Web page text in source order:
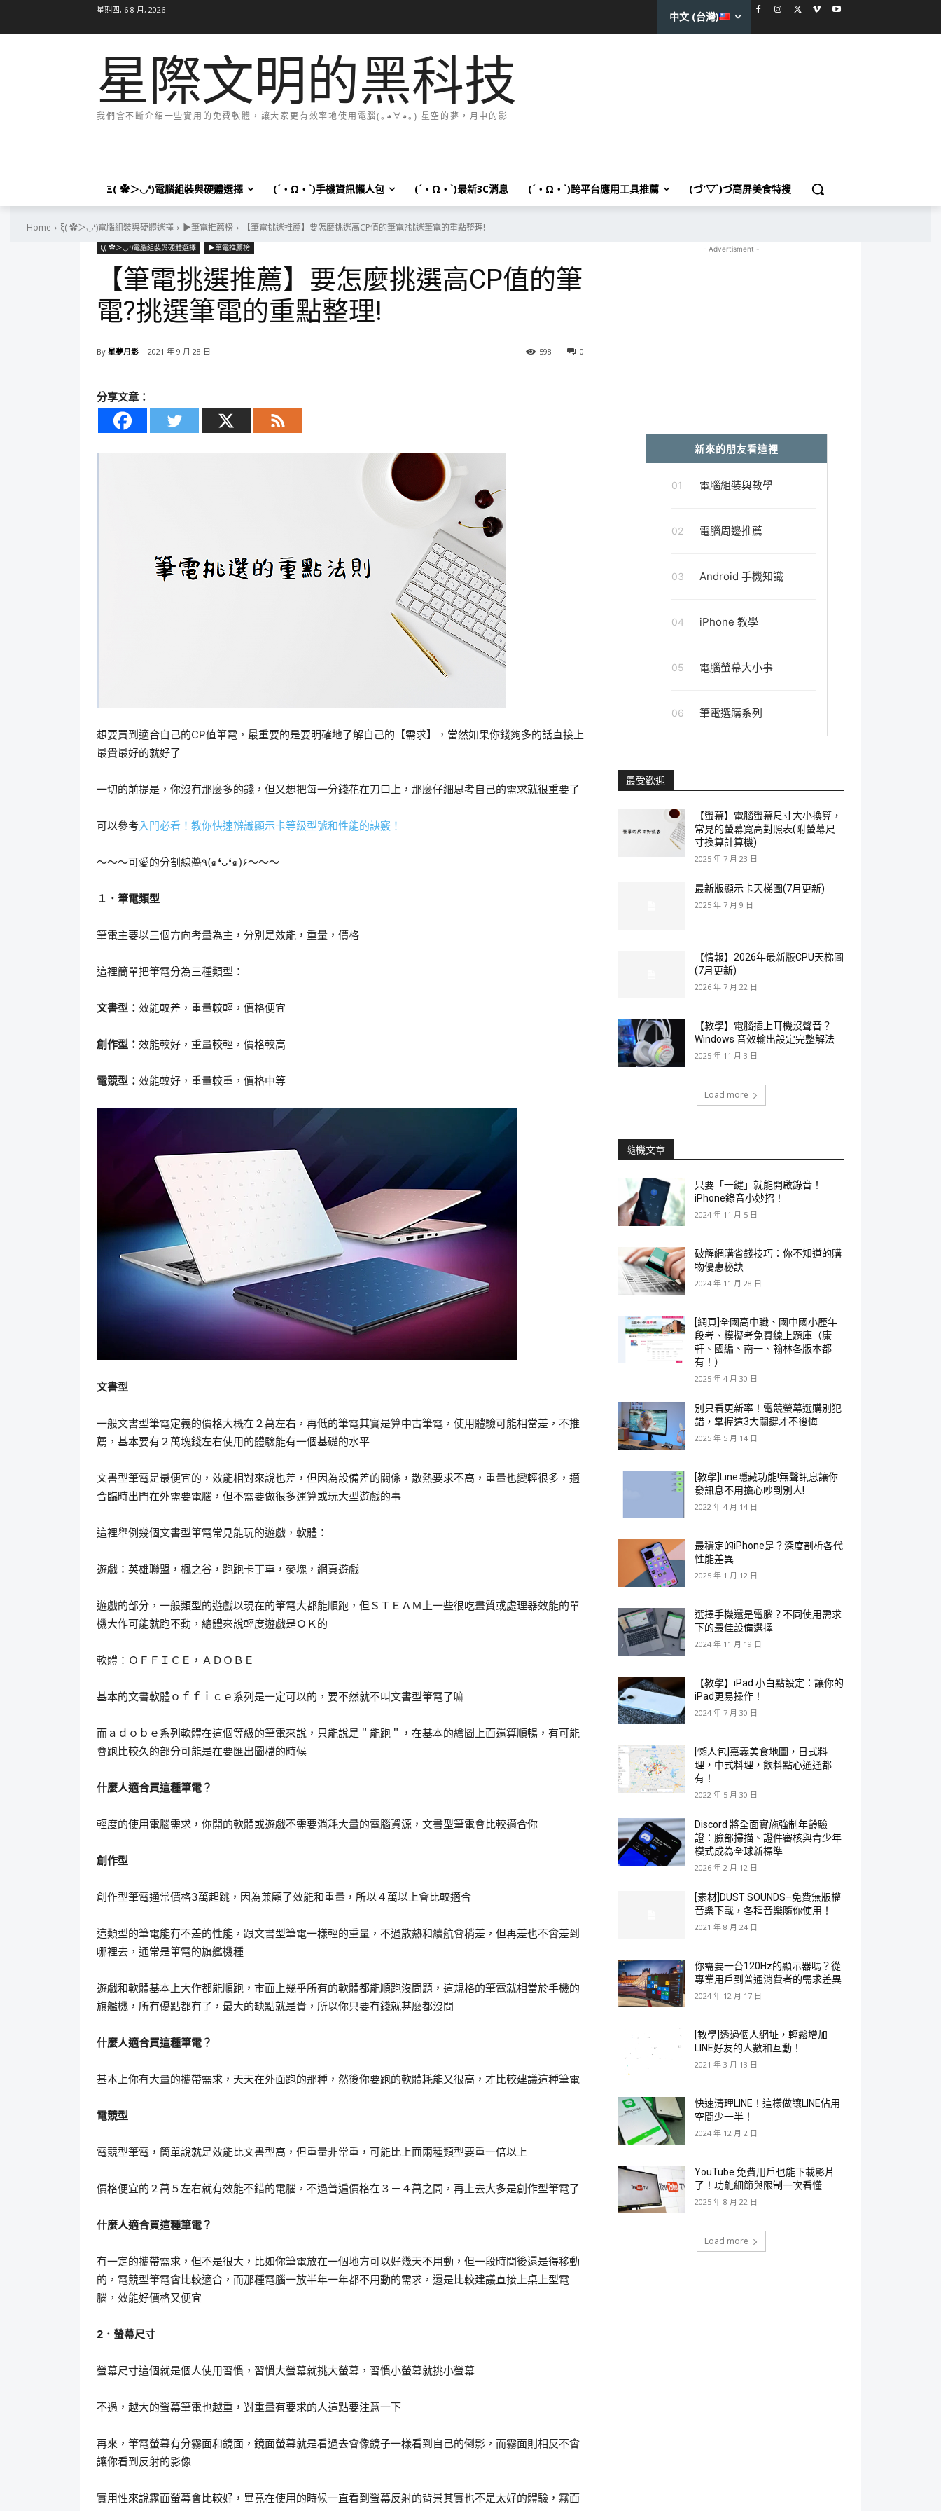
星期四, 6 8 月, 2026
中文 (台灣)
星際文明的黑科技
我們會不斷介紹一些實用的免費軟體，讓大家更有效率地使用電腦(｡◕∀◕｡) 星空的夢，月中的影
Ξ( ✿＞◡❛)電腦組裝與硬體選擇 (´・Ω・`)手機資訊懶人包 (´・Ω・`)最新3C消息 (´・Ω・`)跨平台應用工具推薦 (づ′▽`)づ高屏美食特搜
Home ξ( ✿＞◡❛)電腦組裝與硬體選擇 ▶筆電推薦榜 【筆電挑選推薦】要怎麼挑選高CP值的筆電?挑選筆電的重點整理!
ξ( ✿＞◡❛)電腦組裝與硬體選擇 ▶筆電推薦榜
【筆電挑選推薦】要怎麼挑選高CP值的筆
電?挑選筆電的重點整理!
By 星夢月影 2021 年 9 月 28 日 0
598
分享文章：
想要買到適合自己的CP值筆電，最重要的是要明確地了解自己的【需求】，當然如果你錢夠多的話直接上
最貴最好的就好了
一切的前提是，你沒有那麼多的錢，但又想把每一分錢花在刀口上，那麼仔細思考自己的需求就很重要了
可以參考入門必看！教你快速辨識顯示卡等級型號和性能的訣竅！
～～～可愛的分割線醬٩(๑❛ᴗ❛๑)۶～～～
１．筆電類型
筆電主要以三個方向考量為主，分別是效能，重量，價格
這裡簡單把筆電分為三種類型：
文書型： 效能較差，重量較輕，價格便宜
創作型： 效能較好，重量較輕，價格較高
電競型： 效能較好，重量較重，價格中等
文書型
一般文書型筆電定義的價格大概在２萬左右，再低的筆電其實是算中古筆電，使用體驗可能相當差，不推
薦，基本要有２萬塊錢左右使用的體驗能有一個基礎的水平
文書型筆電是最便宜的，效能相對來說也差，但因為設備差的關係，散熱要求不高，重量也變輕很多，適
合臨時出門在外需要電腦，但不需要做很多運算或玩大型遊戲的事
這裡舉例幾個文書型筆電常見能玩的遊戲，軟體：
遊戲：英雄聯盟，楓之谷，跑跑卡丁車，麥塊，網頁遊戲
遊戲的部分，一般類型的遊戲以現在的筆電大都能順跑，但ＳＴＥＡＭ上一些很吃畫質或處理器效能的單
機大作可能就跑不動，總體來說輕度遊戲是ＯＫ的
軟體：ＯＦＦＩＣＥ，ＡＤＯＢＥ
基本的文書軟體ｏｆｆｉｃｅ系列是一定可以的，要不然就不叫文書型筆電了嘛
而ａｄｏｂｅ系列軟體在這個等級的筆電來說，只能說是＂能跑＂，在基本的繪圖上面還算順暢，有可能
會跑比較久的部分可能是在要匯出圖檔的時候
什麼人適合買這種筆電？
輕度的使用電腦需求，你開的軟體或遊戲不需要消耗大量的電腦資源，文書型筆電會比較適合你
創作型
創作型筆電通常價格3萬起跳，因為兼顧了效能和重量，所以４萬以上會比較適合
這類型的筆電能有不差的性能，跟文書型筆電一樣輕的重量，不過散熱和續航會稍差，但再差也不會差到
哪裡去，通常是筆電的旗艦機種
遊戲和軟體基本上大作都能順跑，市面上幾乎所有的軟體都能順跑沒問題，這規格的筆電就相當於手機的
旗艦機，所有優點都有了，最大的缺點就是貴，所以你只要有錢就甚麼都沒問
什麼人適合買這種筆電？
基本上你有大量的攜帶需求，天天在外面跑的那種，然後你要跑的軟體耗能又很高，才比較建議這種筆電
電競型
電競型筆電，簡單說就是效能比文書型高，但重量非常重，可能比上面兩種類型要重一倍以上
價格便宜的２萬５左右就有效能不錯的電腦，不過普遍價格在３－４萬之間，再上去大多是創作型筆電了
什麼人適合買這種筆電？
有一定的攜帶需求，但不是很大，比如你筆電放在一個地方可以好幾天不用動，但一段時間後還是得移動
的，電競型筆電會比較適合，而那種電腦一放半年一年都不用動的需求，還是比較建議直接上桌上型電
腦，效能好價格又便宜
2．螢幕尺寸
螢幕尺寸這個就是個人使用習慣，習慣大螢幕就挑大螢幕，習慣小螢幕就挑小螢幕
不過，越大的螢幕筆電也越重，對重量有要求的人這點要注意一下
再來，筆電螢幕有分霧面和鏡面，鏡面螢幕就是看過去會像鏡子一樣看到自己的倒影，而霧面則相反不會
讓你看到反射的影像
實用性來說霧面螢幕會比較好，畢竟在使用的時候一直看到螢幕反射的背景其實也不是太好的體驗，霧面
- Advertisment -
新來的朋友看這裡
01 電腦組裝與教學
02 電腦周邊推薦
03 Android 手機知識
04 iPhone 教學
05 電腦螢幕大小事
06 筆電選購系列
最受歡迎
【螢幕】電腦螢幕尺寸大小換算，
常見的螢幕寬高對照表(附螢幕尺
寸換算計算機)
2025 年 7 月 23 日
最新版顯示卡天梯圖(7月更新)
2025 年 7 月 9 日
【情報】2026年最新版CPU天梯圖
(7月更新)
2026 年 7 月 22 日
【教學】電腦插上耳機沒聲音？
Windows 音效輸出設定完整解法
2025 年 11 月 3 日
Load more
隨機文章
只要「一鍵」就能開啟錄音！
iPhone錄音小妙招！
2024 年 11 月 5 日
破解網購省錢技巧：你不知道的購
物優惠秘訣
2024 年 11 月 28 日
[網頁]全國高中職、國中國小歷年
段考、模擬考免費線上題庫（康
軒、國編、南一、翰林各版本都
有！）
2025 年 4 月 30 日
別只看更新率！電競螢幕選購別犯
錯，掌握這3大關鍵才不後悔
2025 年 5 月 14 日
[教學]Line隱藏功能!無聲訊息讓你
發訊息不用擔心吵到別人!
2022 年 4 月 14 日
最穩定的iPhone是？深度剖析各代
性能差異
2025 年 1 月 12 日
選擇手機還是電腦？不同使用需求
下的最佳設備選擇
2024 年 11 月 19 日
【教學】iPad 小白點設定：讓你的
iPad更易操作！
2024 年 7 月 30 日
[懶人包]嘉義美食地圖，日式料
理，中式料理，飲料點心通通都
有！
2022 年 5 月 30 日
Discord 將全面實施強制年齡驗
證：臉部掃描、證件審核與青少年
模式成為全球新標準
2026 年 2 月 12 日
[素材]DUST SOUNDS–免費無版權
音樂下載，各種音樂隨你使用！
2021 年 8 月 24 日
你需要一台120Hz的顯示器嗎？從
專業用戶到普通消費者的需求差異
2024 年 12 月 17 日
[教學]透過個人網址，輕鬆增加
LINE好友的人數和互動！
2021 年 3 月 13 日
快速清理LINE！這樣做讓LINE佔用
空間少一半！
2024 年 12 月 2 日
YouTube 免費用戶也能下載影片
了！功能細節與限制一次看懂
2025 年 8 月 22 日
Load more